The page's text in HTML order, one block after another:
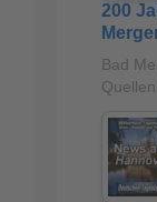
200
Bad